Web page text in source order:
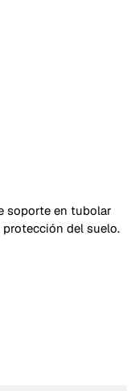
soporte en tubolar
del suelo.